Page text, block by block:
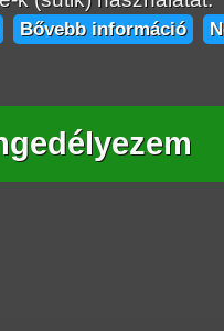
Bővebb információ